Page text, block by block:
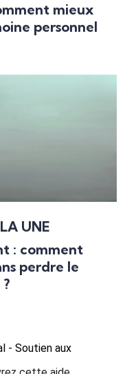
mieux
personnel
UNE
: comment
perdre le
- Soutien aux